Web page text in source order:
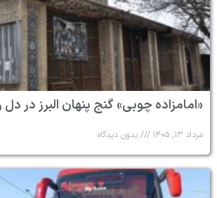
«امامزاده چوبی» گنج پنهان البرز در
مرداد ۱۳, ۱۴۰۵ بدون دیدگاه